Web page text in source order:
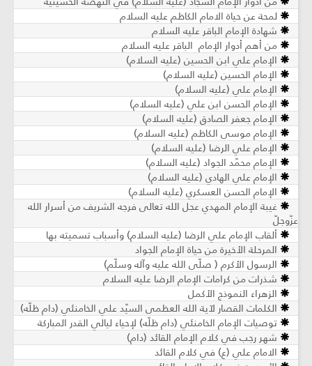
لمحة عن حياة الامام الكاظم عليه السلام
شهادة الإمام الباقر عليه السلام
من أهم أدوار الإمام الباقر عليه السلام
الإمام علي ابن الحسين (عليه السلام)
الإمام الحسين (عليه السلام)
الإمام علي (عليه السلام)
الإمام الحسن ابن علي (عليه السلام)
الإمام جعفر الصادق (عليه السلام)
الإمام موسى الكاظم (عليه السلام)
الإمام علي الرضا (عليه السلام)
الإمام محمّد الجواد (عليه السلام)
الإمام علي الهادي (عليه السلام)
الإمام الحسن العسكري (عليه السلام)
غيبة الإمام المهدي عجل الله تعالى فرجه الشريف من أسرار الله
عزّوجلّ
ألقاب الإمام علي الرضا (عليه السلام) وأسباب تسميته بها
المرحلة الأخيرة من حياة الإمام الجواد
الرسول الأكرم ( صلّى الله عليه وآله وسلّم)
شذرات من كرامات الإمام الرضا عليه السلام
الزهراء النموذج الأكمل
الكلمات القصار لآية الله العظمى السيّد علي الخامنئي (دام ظلّه)
توصيات الإمام الخامنئي (دام ظلّه) لإحياء ليالي القدر المباركة
شهر رجب في كلام الإمام القائد (دام)
الامام علي (ع) في كلام القائد